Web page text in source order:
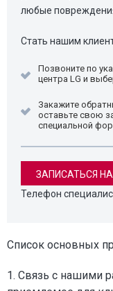
любые
Стать нашим
Позвоните по
центра LG и
Закажите
оставьте свою
специальной
ЗАПИСАТЬСЯ
Телефон
Список основных
1. Связь с нашими